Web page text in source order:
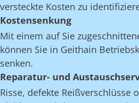
versteckte Kosten zu
Kostensenkung
Mit einem auf Sie
können Sie in Geithain
senken.
Reparatur- und
Risse, defekte Reißverschlüsse